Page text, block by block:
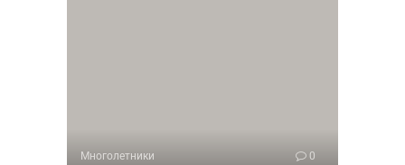
Многолетники 0